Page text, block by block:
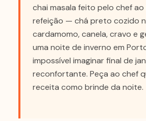
chai masala feito pelo chef ao
refeição — chá preto cozido
cardamomo, canela, cravo e
uma noite de inverno em
impossível imaginar final de
reconfortante. Peça ao chef
receita como brinde da noite.